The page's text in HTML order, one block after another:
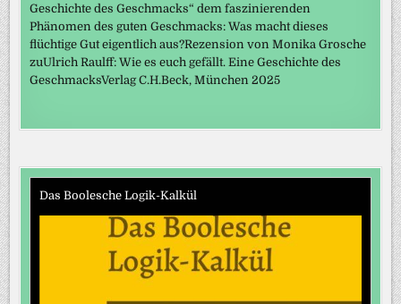
Geschichte des Geschmacks“ dem faszinierenden
Phänomen des guten Geschmacks: Was macht dieses
flüchtige Gut eigentlich aus?Rezension von Monika Grosche
zuUlrich Raulff: Wie es euch gefällt. Eine Geschichte des
GeschmacksVerlag C.H.Beck, München 2025
Das Boolesche Logik-Kalkül